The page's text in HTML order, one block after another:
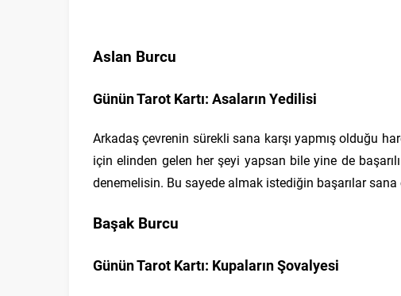
Aslan Burcu
Günün Tarot Kartı: Asaların Yedilisi
Arkadaş çevrenin sürekli sana karşı yapmış olduğu
için elinden gelen her şeyi yapsan bile yine de
denemelisin. Bu sayede almak istediğin başarılar
Başak Burcu
Günün Tarot Kartı: Kupaların Şovalyesi